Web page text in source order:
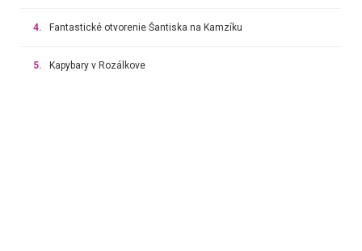
4. Fantastické otvorenie Šantiska na Kamzíku
5. Kapybary v Rozálkove